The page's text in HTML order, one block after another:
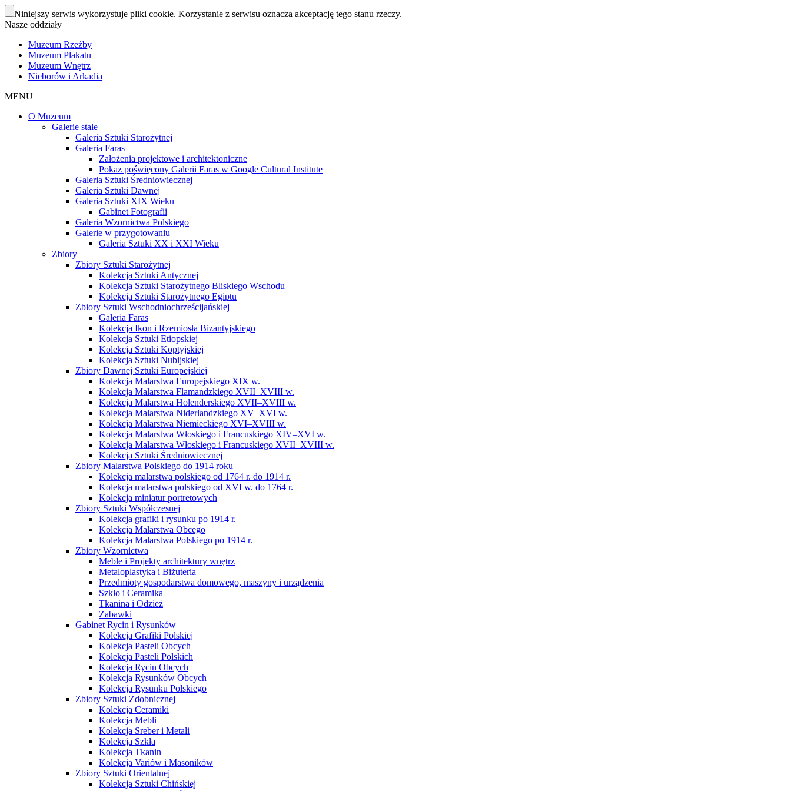
Niniejszy serwis wykorzystuje pliki cookie. Korzystanie z serwisu oznacza akceptację tego stanu rzeczy.
Nasze oddziały
Muzeum Rzeźby
Muzeum Plakatu
Muzeum Wnętrz
Nieborów i Arkadia
MENU
O Muzeum
Galerie stałe
Galeria Sztuki Starożytnej
Galeria Faras
Założenia projektowe i architektoniczne
Pokaz poświęcony Galerii Faras w Google Cultural Institute
Galeria Sztuki Średniowiecznej
Galeria Sztuki Dawnej
Galeria Sztuki XIX Wieku
Gabinet Fotografii
Galeria Wzornictwa Polskiego
Galerie w przygotowaniu
Galeria Sztuki XX i XXI Wieku
Zbiory
Zbiory Sztuki Starożytnej
Kolekcja Sztuki Antycznej
Kolekcja Sztuki Starożytnego Bliskiego Wschodu
Kolekcja Sztuki Starożytnego Egiptu
Zbiory Sztuki Wschodniochrześcijańskiej
Galeria Faras
Kolekcja Ikon i Rzemiosła Bizantyjskiego
Kolekcja Sztuki Etiopskiej
Kolekcja Sztuki Koptyjskiej
Kolekcja Sztuki Nubijskiej
Zbiory Dawnej Sztuki Europejskiej
Kolekcja Malarstwa Europejskiego XIX w.
Kolekcja Malarstwa Flamandzkiego XVII–XVIII w.
Kolekcja Malarstwa Holenderskiego XVII–XVIII w.
Kolekcja Malarstwa Niderlandzkiego XV–XVI w.
Kolekcja Malarstwa Niemieckiego XVI–XVIII w.
Kolekcja Malarstwa Włoskiego i Francuskiego XIV–XVI w.
Kolekcja Malarstwa Włoskiego i Francuskiego XVII–XVIII w.
Kolekcja Sztuki Średniowiecznej
Zbiory Malarstwa Polskiego do 1914 roku
Kolekcja malarstwa polskiego od 1764 r. do 1914 r.
Kolekcja malarstwa polskiego od XVI w. do 1764 r.
Kolekcja miniatur portretowych
Zbiory Sztuki Współczesnej
Kolekcja grafiki i rysunku po 1914 r.
Kolekcja Malarstwa Obcego
Kolekcja Malarstwa Polskiego po 1914 r.
Zbiory Wzornictwa
Meble i Projekty architektury wnętrz
Metaloplastyka i Biżuteria
Przedmioty gospodarstwa domowego, maszyny i urządzenia
Szkło i Ceramika
Tkanina i Odzież
Zabawki
Gabinet Rycin i Rysunków
Kolekcja Grafiki Polskiej
Kolekcja Pasteli Obcych
Kolekcja Pasteli Polskich
Kolekcja Rycin Obcych
Kolekcja Rysunków Obcych
Kolekcja Rysunku Polskiego
Zbiory Sztuki Zdobnicznej
Kolekcja Ceramiki
Kolekcja Mebli
Kolekcja Sreber i Metali
Kolekcja Szkła
Kolekcja Tkanin
Kolekcja Variów i Masoników
Zbiory Sztuki Orientalnej
Kolekcja Sztuki Chińskiej